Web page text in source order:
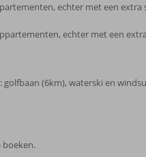
echter met een extra
echter met een
(6km), waterski en
boeken.